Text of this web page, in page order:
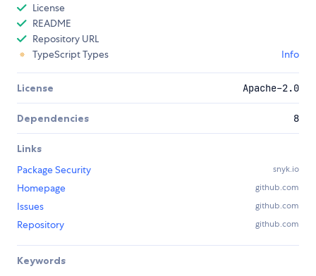
License
README
Repository URL
TypeScript Types
Info
License Apache-2.0
Dependencies 8
Links
Package Security
snyk.io
Homepage github.com
Issues github.com
Repository github.com
Keywords